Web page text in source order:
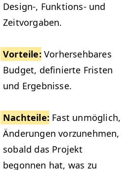
Design‑, Funk­tions- und
Zeitvorgaben.
Vorteile: Vorherse­hbares
Bud­get, definierte Fris­ten
und Ergebnisse.
Nachteile: Fast unmöglich,
Änderun­gen vorzunehmen,
sobald das Pro­jekt
begonnen hat, was zu